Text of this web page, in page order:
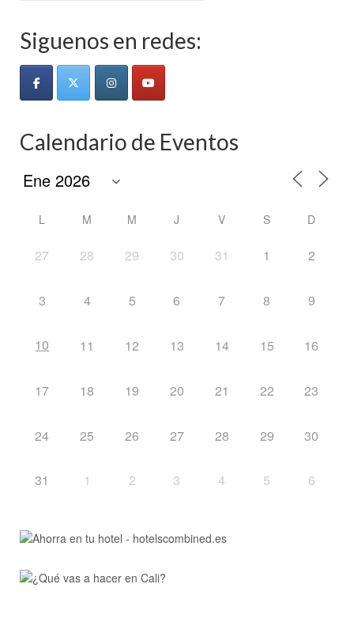
Siguenos en redes:
Calendario de Eventos
L M M J V S D
27 28 29 30 31 1 2
3 4 5 6 7 8 9
10 11 12 13 14 15 16
17 18 19 20 21 22 23
24 25 26 27 28 29 30
31 1 2 3 4 5 6